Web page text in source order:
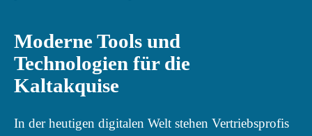
Moderne Tools und
Technologien für die
Kaltakquise
In der heutigen digitalen Welt stehen Vertriebsprofis